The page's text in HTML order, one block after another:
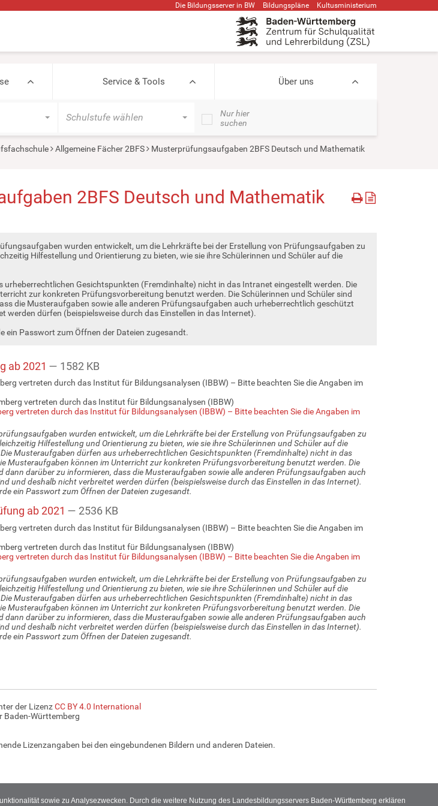
sowie zu Analysezwecken. Durch die weitere Nutzung des Landesbildungsservers Baden-Württemberg erklären
Die Bildungsserver in BW Bildungspläne Kultusministerium
Service & Tools Über uns
Schulstufe wählen
Nur hier
suchen
Allgemeine Fächer 2BFS
Musterprüfungsaufgaben 2BFS Deutsch und Mathematik
2BFS Deutsch und Mathematik
wurden entwickelt, um die Lehrkräfte bei der Erstellung von Prüfungsaufgaben zu
Hilfestellung und Orientierung zu bieten, wie sie ihre Schülerinnen und Schüler auf die
urheberrechtlichen Gesichtspunkten (Fremdinhalte) nicht in das Intranet eingestellt werden. Die
zur konkreten Prüfungsvorbereitung benutzt werden. Die Schülerinnen und Schüler sind
die Musteraufgaben sowie alle anderen Prüfungsaufgaben auch urheberrechtlich geschützt
werden dürfen (beispielsweise durch das Einstellen in das Internet).
ein Passwort zum Öffnen der Dateien zugesandt.
ab 2021 — 1582 KB
vertreten durch das Institut für Bildungsanalysen (IBBW) – Bitte beachten Sie die Angaben im
vertreten durch das Institut für Bildungsanalysen (IBBW)
vertreten durch das Institut für Bildungsanalysen (IBBW) – Bitte beachten Sie die Angaben im
wurden entwickelt, um die Lehrkräfte bei der Erstellung von Prüfungsaufgaben zu
Hilfestellung und Orientierung zu bieten, wie sie ihre Schülerinnen und Schüler auf die
Musteraufgaben dürfen aus urheberrechtlichen Gesichtspunkten (Fremdinhalte) nicht in das
Musteraufgaben können im Unterricht zur konkreten Prüfungsvorbereitung benutzt werden. Die
dann darüber zu informieren, dass die Musteraufgaben sowie alle anderen Prüfungsaufgaben auch
und deshalb nicht verbreitet werden dürfen (beispielsweise durch das Einstellen in das Internet).
ein Passwort zum Öffnen der Dateien zugesandt.
ab 2021 — 2536 KB
vertreten durch das Institut für Bildungsanalysen (IBBW) – Bitte beachten Sie die Angaben im
vertreten durch das Institut für Bildungsanalysen (IBBW)
vertreten durch das Institut für Bildungsanalysen (IBBW) – Bitte beachten Sie die Angaben im
wurden entwickelt, um die Lehrkräfte bei der Erstellung von Prüfungsaufgaben zu
Hilfestellung und Orientierung zu bieten, wie sie ihre Schülerinnen und Schüler auf die
Musteraufgaben dürfen aus urheberrechtlichen Gesichtspunkten (Fremdinhalte) nicht in das
Musteraufgaben können im Unterricht zur konkreten Prüfungsvorbereitung benutzt werden. Die
dann darüber zu informieren, dass die Musteraufgaben sowie alle anderen Prüfungsaufgaben auch
und deshalb nicht verbreitet werden dürfen (beispielsweise durch das Einstellen in das Internet).
ein Passwort zum Öffnen der Dateien zugesandt.
der LizenzCC BY 4.0 International
Baden-Württemberg
Lizenzangaben bei den eingebundenen Bildern und anderen Dateien.